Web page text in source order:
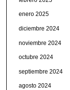
enero 2025
diciembre 2024
noviembre 2024
octubre 2024
septiembre 2024
agosto 2024